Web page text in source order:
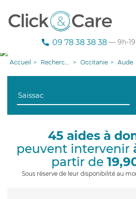
09 78 38 38 38 — 9h-
Accueil Recherche aide à domicile Occitanie Aude
45 aides à
peuvent intervenir
partir de
Sous réserve de leur disponibilité au